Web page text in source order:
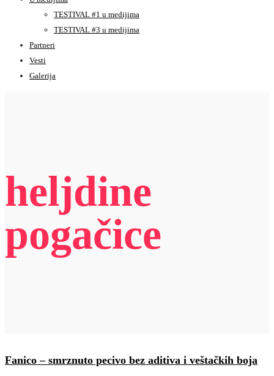
TESTIVAL #1 u medijima
TESTIVAL #3 u medijima
Partneri
Vesti
Galerija
heljdine
pogačice
Fanico – smrznuto pecivo bez aditiva i veštačkih boja